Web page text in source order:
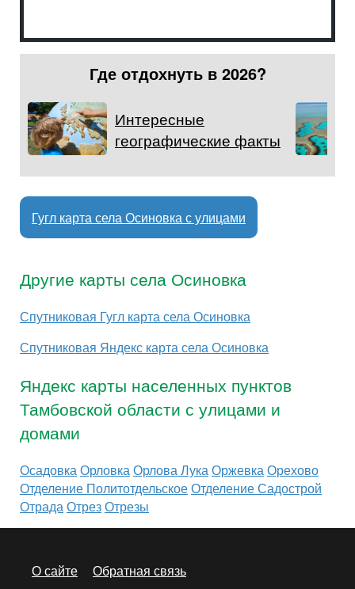
Где отдохнуть в 2026?
Интересные
географические факты
Гугл карта села Осиновка с улицами
Другие карты села Осиновка
Спутниковая Гугл карта села Осиновка
Спутниковая Яндекс карта села Осиновка
Яндекс карты населенных пунктов
Тамбовской области с улицами и
домами
Осадовка Орловка Орлова Лука Оржевка Орехово
Отделение ПолитотдельскоеОтделение Садострой
Отрада ОтрезОтрезы
О сайте Обратная связь